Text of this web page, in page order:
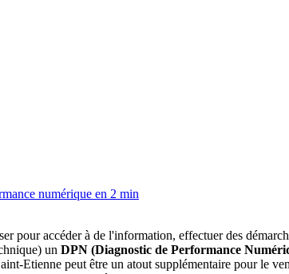
numérique en 2 min
pour accéder à de l'information, effectuer des
un DPN (Diagnostic de Performance
Etienne peut être un atout supplémentaire pour le